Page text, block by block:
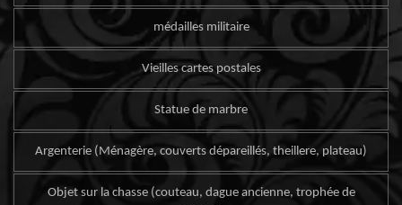
médailles militaire
Vieilles cartes postales
Statue de marbre
Argenterie (Ménagère, couverts dépareillés, theillere, plateau)
Objet sur la chasse (couteau, dague ancienne, trophée de